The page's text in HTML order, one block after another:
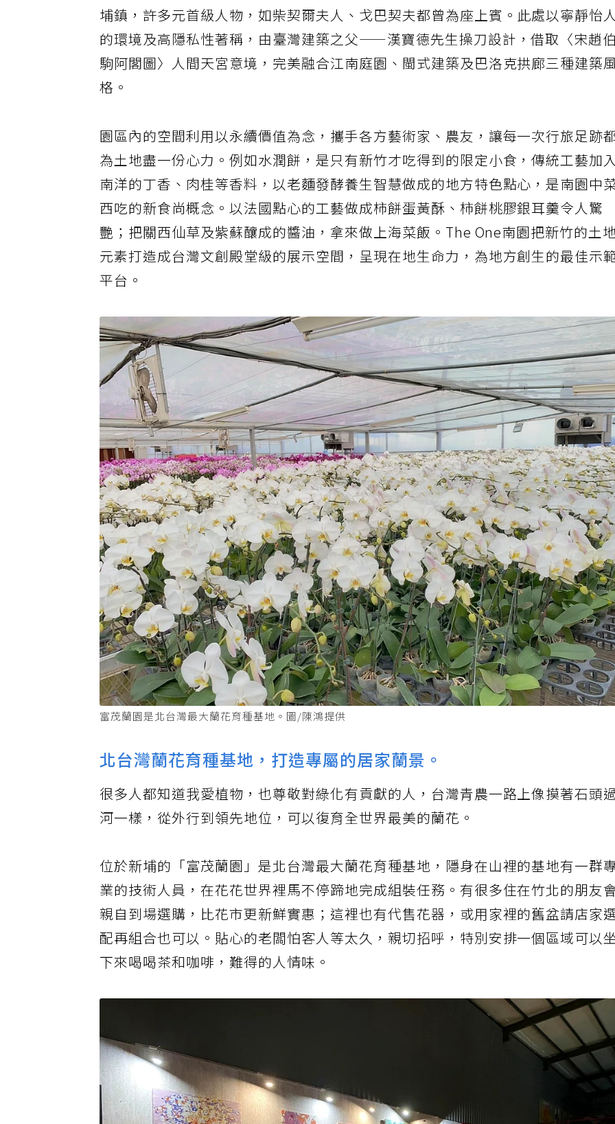
埔鎮，許多元首級人物，如柴契爾夫人、戈巴契夫都曾為座上賓。此處以寧靜怡
的環境及高隱私性著稱，由臺灣建築之父——漢寶德先生操刀設計，借取〈宋趙伯
駒阿閣圖〉人間天宮意境，完美融合江南庭園、閩式建築及巴洛克拱廊三種建築
格。
園區內的空間利用以永續價值為念，攜手各方藝術家、農友，讓每一次行旅足跡
為土地盡一份心力。例如水潤餅，是只有新竹才吃得到的限定小食，傳統工藝加
南洋的丁香、肉桂等香料，以老麵發酵養生智慧做成的地方特色點心，是南園中
西吃的新食尚概念。以法國點心的工藝做成柿餅蛋黃酥、柿餅桃膠銀耳羹令人驚
艷；把關西仙草及紫蘇釀成的醬油，拿來做上海菜飯。The One南園把新竹的土地
元素打造成台灣文創殿堂級的展示空間，呈現在地生命力，為地方創生的最佳示
平台。
富茂蘭園是北台灣最大蘭花育種基地。圖/陳鴻提供
北台灣蘭花育種基地，打造專屬的居家蘭景。
很多人都知道我愛植物，也尊敬對綠化有貢獻的人，台灣青農一路上像摸著石頭
河一樣，從外行到領先地位，可以復育全世界最美的蘭花。
位於新埔的「富茂蘭園」是北台灣最大蘭花育種基地，隱身在山裡的基地有一群專
業的技術人員，在花花世界裡馬不停蹄地完成組裝任務。有很多住在竹北的朋友會
親自到場選購，比花市更新鮮實惠；這裡也有代售花器，或用家裡的舊盆請店家
配再組合也可以。貼心的老闆怕客人等太久，親切招呼，特別安排一個區域可以
下來喝喝茶和咖啡，難得的人情味。